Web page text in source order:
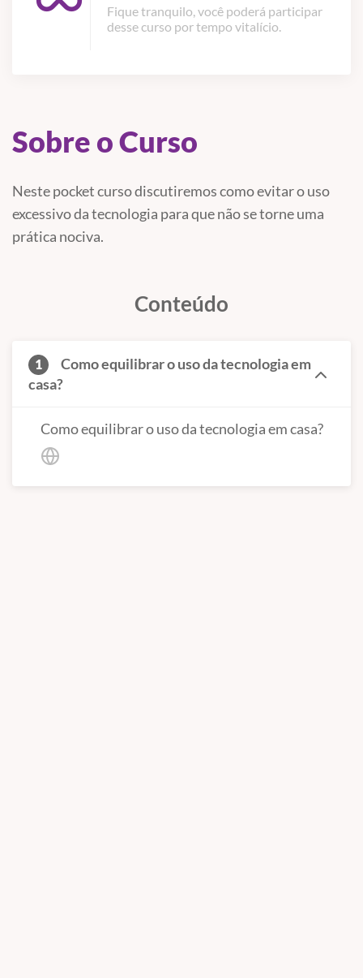
Fique tranquilo, você poderá participar
desse curso por tempo vitalício.
Sobre o Curso
Neste pocket curso discutiremos como evitar o uso
excessivo da tecnologia para que não se torne uma
prática nociva.
Conteúdo
1
Como equilibrar o uso da tecnologia em
casa?
Como equilibrar o uso da tecnologia em casa?